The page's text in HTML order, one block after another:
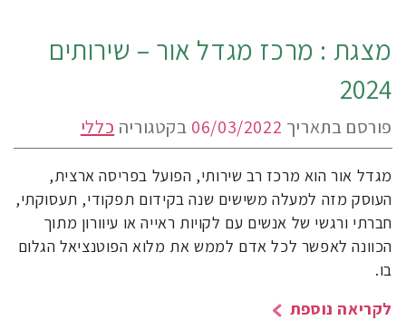
מצגת : מרכז מגדל אור – שירותים
2024
פורסם בתאריך 06/03/2022 בקטגוריה כללי
מגדל אור הוא מרכז רב שירותי, הפועל בפריסה ארצית,
העוסק מזה למעלה משישים שנה בקידום תפקודי, תעסוקתי,
חברתי ורגשי של אנשים עם לקויות ראייה או עיוורון מתוך
הכוונה לאפשר לכל אדם לממש את מלוא הפוטנציאל הגלום
בו.
לקריאה נוספת